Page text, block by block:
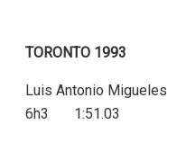
TORONTO 1993
Luis Antonio
6h3 1:51.03